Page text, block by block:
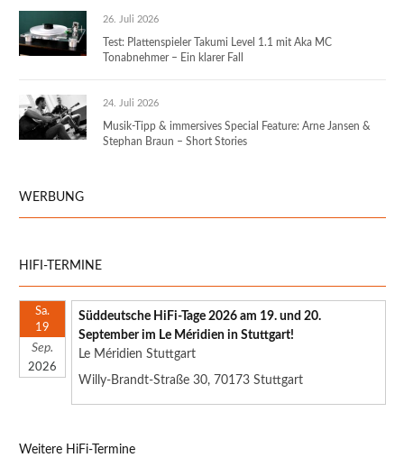
26. Juli 2026
Test: Plattenspieler Takumi Level 1.1 mit Aka MC
Tonabnehmer – Ein klarer Fall
24. Juli 2026
Musik-Tipp & immersives Special Feature: Arne Jansen &
Stephan Braun – Short Stories
WERBUNG
HIFI-TERMINE
Sa.
19
Sep.
2026
Süddeutsche HiFi-Tage 2026 am 19. und 20.
September im Le Méridien in Stuttgart!
Le Méridien Stuttgart
Willy-Brandt-Straße 30, 70173 Stuttgart
Weitere HiFi-Termine